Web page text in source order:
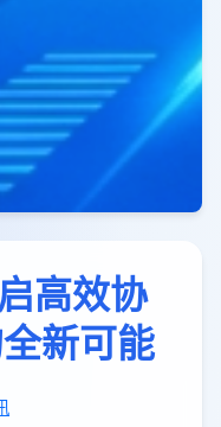
高效协
新可能